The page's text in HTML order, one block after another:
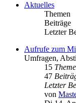
Aktuelles
Themen
Beiträge
Letzter
Aufrufe zum
Umfragen,
15
47
Letzter
von